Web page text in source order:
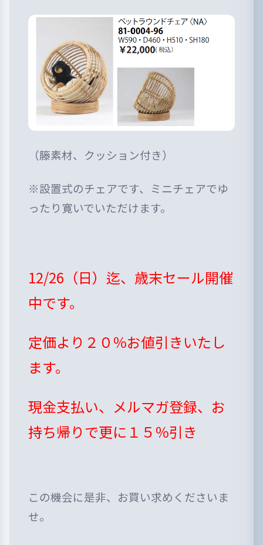
（籐素材、クッション付き）
※設置式のチェアです、ミニチェアでゆ
ったり寛いでいただけます。
12/26（日）迄、歳末セール開催
中です。
定価より２０％お値引きいたし
ます。
現金支払い、メルマガ登録、お
持ち帰りで更に１５％引き
この機会に是非、お買い求めくださいま
せ。